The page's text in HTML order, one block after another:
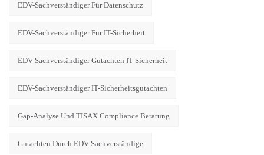
EDV-Sachverständiger Für Datenschutz
EDV-Sachverständiger Für IT-Sicherheit
EDV-Sachverständiger Gutachten IT-Sicherheit
EDV-Sachverständiger IT-Sicherheitsgutachten
Gap-Analyse Und TISAX Compliance Beratung
Gutachten Durch EDV-Sachverständige